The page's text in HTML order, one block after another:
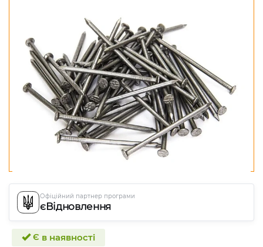
Офіційний партнер програми
єВідновлення
Є в наявності